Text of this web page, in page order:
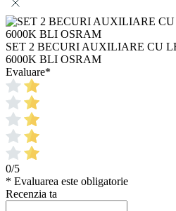
SET 2 BECURI AUXILIARE CU
6000K BLI OSRAM
Evaluare*
0/5
* Evaluarea este obligatorie
Recenzia ta